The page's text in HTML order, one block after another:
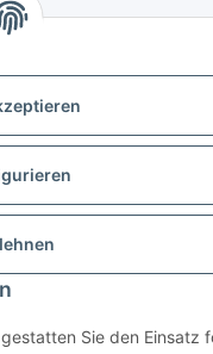
Sie den Einsatz